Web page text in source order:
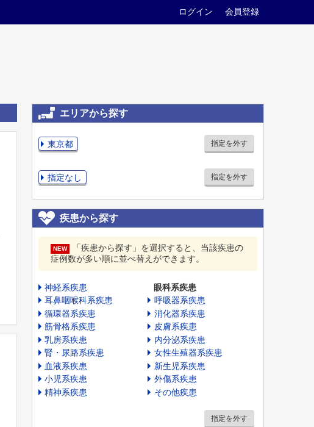
ログイン 会員登録
エリアから探す
東京都 指定を外す
指定なし 指定を外す
疾患から探す
NEW
「疾患から探す」を選択すると、当該疾患の
症例数が多い順に並べ替えができます。
神経系疾患
眼科系疾患
耳鼻咽喉科系疾患
呼吸器系疾患
循環器系疾患
消化器系疾患
筋骨格系疾患
皮膚系疾患
乳房系疾患
内分泌系疾患
腎・尿路系疾患
女性生殖器系疾患
血液系疾患
新生児系疾患
小児系疾患
外傷系疾患
精神系疾患
その他疾患
指定を外す